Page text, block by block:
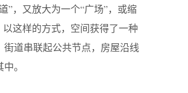
”，又放大为一个“广场”，或缩
以这样的方式，空间获得了一种
街道串联起公共节点，房屋沿线
。